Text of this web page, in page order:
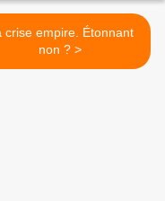
crise empire. Étonnant
non ? >